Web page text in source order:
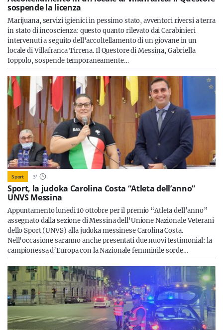
sospende la licenza
Marijuana, servizi igienici in pessimo stato, avventori riversi a terra
in stato di incoscienza: questo quanto rilevato dai Carabinieri
intervenuti a seguito dell'accoltellamento di un giovane in un
locale di Villafranca Tirrena. Il Questore di Messina, Gabriella
Ioppolo, sospende temporaneamente…
Sport 3'
Sport, la judoka Carolina Costa “Atleta dell’anno”
UNVS Messina
Appuntamento lunedì 10 ottobre per il premio “Atleta dell’anno”
assegnato dalla sezione di Messina dell'Unione Nazionale Veterani
dello Sport (UNVS) alla judoka messinese Carolina Costa.
Nell'occasione saranno anche presentati due nuovi testimonial: la
campionessa d’Europa con la Nazionale femminile sorde…